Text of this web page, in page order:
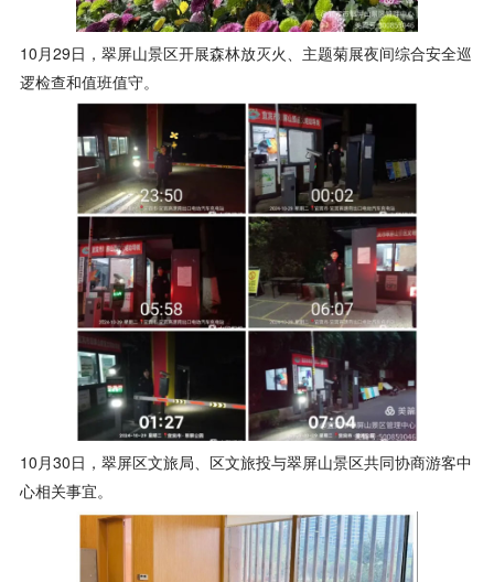
10月29日，翠屏山景区开展森林放灭火、主题菊展夜间综合安全巡
逻检查和值班值守。
10月30日，翠屏区文旅局、区文旅投与翠屏山景区共同协商游客中
心相关事宜。